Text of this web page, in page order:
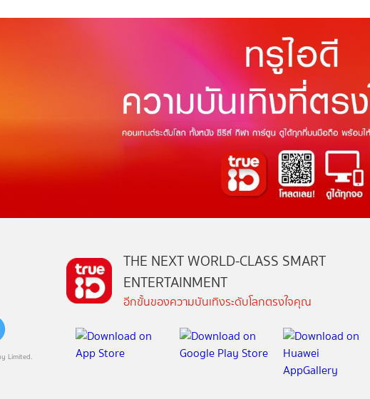
Limited.
THE NEXT WORLD-CLASS SMART
ENTERTAINMENT
อีกขั้นของความบันเทิงระดับโลกตรงใจคุณ